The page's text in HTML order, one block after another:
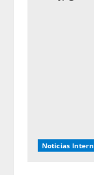
Noticias